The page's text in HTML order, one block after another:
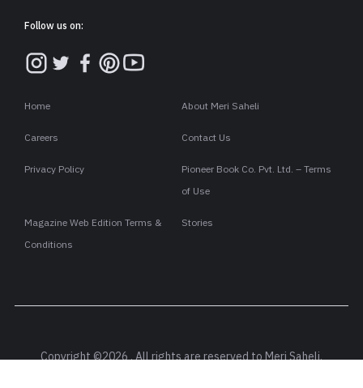
Follow us on:
Home About Meri Saheli
Careers Contact Us
Privacy Policy
Pioneer Book Co. Pvt. Ltd. – Terms
of Use
Magazine Web Edition Terms &
Conditions
Stories
Copyright ©2026 . All rights are reserved to Meri Saheli.